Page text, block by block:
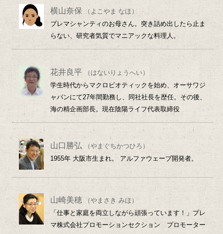
横山奈保 （よこやま なほ）
プレマシャンティのお母さん。突き詰め出したら止ま
らない、研究者気質でマニアックな料理人。
花井良平
（はないりょうへい）
学生時代からマクロビオティックを始め、オーサワジ
ャパンにて27年間勤務し、同社社長を歴任。その後、
海の精企画部長。現在陰陽ライフ代表取締役
山口勝弘
（やまぐちかつひろ）
1955年 大阪市生まれ。 アルファウェーブ開発者。
山崎美穂 （やまさき みほ）
「仕事と家庭を両立しながら頑張っています！」プレ
マ株式会社プロモーションセクション プロモーター